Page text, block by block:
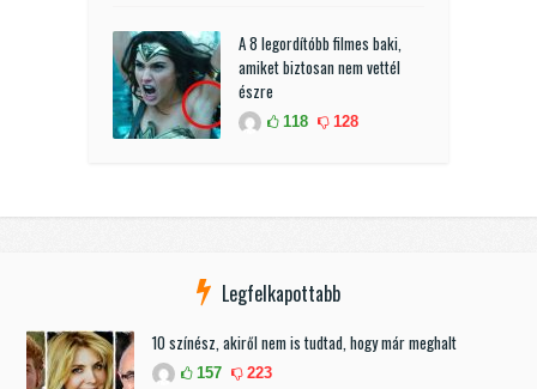
A 8 legordítóbb filmes baki,
amiket biztosan nem vettél
észre
118 128
Legfelkapottabb
10 színész, akiről nem is tudtad, hogy már meghalt
157 223